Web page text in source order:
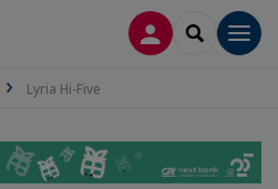
CONNEXION
Lyria Hi-Five